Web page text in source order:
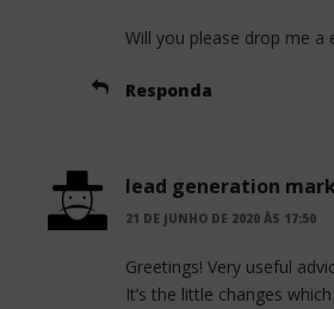
Will you please drop me a
Responda
lead generation
21 DE JUNHO DE 2020 ÀS 17:50
Greetings! Very useful
It’s the little changes